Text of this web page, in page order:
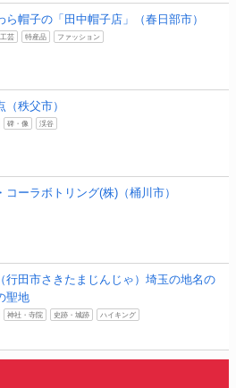
ら帽子の「田中帽子店」（春日部市）
芸 特産品 ファッション
（秩父市）
碑・像 渓谷
コーラボトリング(株)（桶川市）
行田市さきたまじんじゃ）埼玉の地名の
聖地
神社・寺院 史跡・城跡 ハイキング